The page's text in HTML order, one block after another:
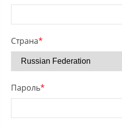
Страна*
Пароль*